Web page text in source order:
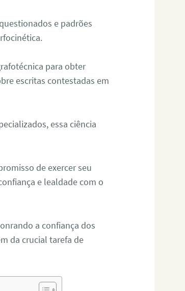
e padrões
para obter
escritas contestadas em
essa ciência
de exercer seu
e lealdade com o
a confiança dos
da crucial tarefa de